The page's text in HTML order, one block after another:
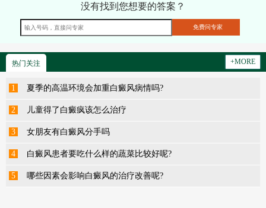
没有找到您想要的答案？
热门关注 +MORE
1 夏季的高温环境会加重白癜风病情吗?
2 儿童得了白癜疯该怎么治疗
3 女朋友有白癜风分手吗
4 白癜风患者要吃什么样的蔬菜比较好呢?
5 哪些因素会影响白癜风的治疗改善呢?